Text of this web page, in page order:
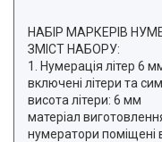
НАБІР МАРКЕРІВ
ЗМІСТ НАБОРУ:
1. Нумерація літер 6
включені літери та
висота літери: 6 мм
матеріал
нумератори поміщені